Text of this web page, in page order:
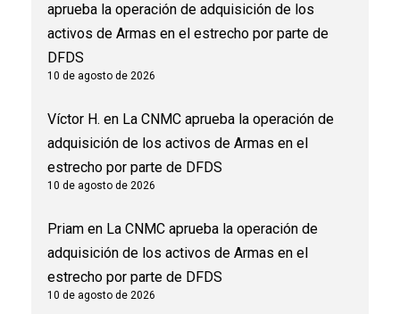
aprueba la operación de adquisición de los
activos de Armas en el estrecho por parte de
DFDS
10 de agosto de 2026
Víctor H. en La CNMC aprueba la operación de
adquisición de los activos de Armas en el
estrecho por parte de DFDS
10 de agosto de 2026
Priam en La CNMC aprueba la operación de
adquisición de los activos de Armas en el
estrecho por parte de DFDS
10 de agosto de 2026